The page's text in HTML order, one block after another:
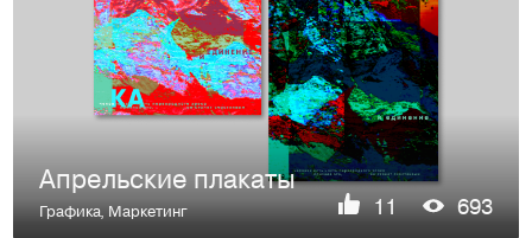
Апрельские плакаты
Графика,Маркетинг 11 693